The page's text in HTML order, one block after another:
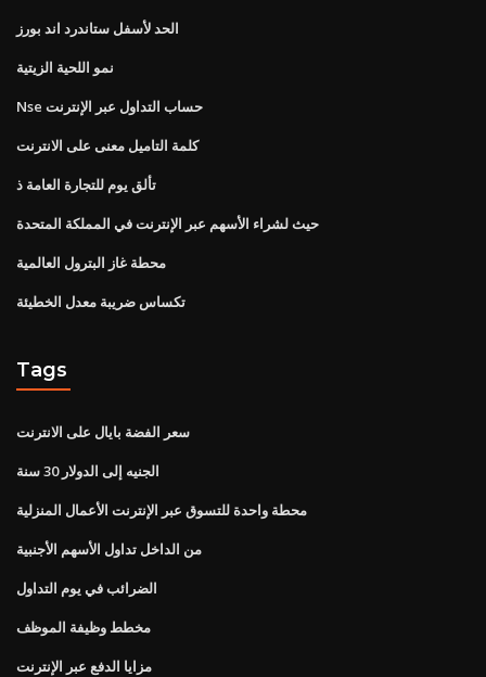
الحد لأسفل ستاندرد اند بورز
نمو اللحية الزيتية
Nse حساب التداول عبر الإنترنت
كلمة التاميل معنى على الانترنت
تألق يوم للتجارة العامة ذ
حيث لشراء الأسهم عبر الإنترنت في المملكة المتحدة
محطة غاز البترول العالمية
تكساس ضريبة معدل الخطيئة
Tags
سعر الفضة بايال على الانترنت
الجنيه إلى الدولار 30 سنة
محطة واحدة للتسوق عبر الإنترنت الأعمال المنزلية
من الداخل تداول الأسهم الأجنبية
الضرائب في يوم التداول
مخطط وظيفة الموظف
مزايا الدفع عبر الإنترنت